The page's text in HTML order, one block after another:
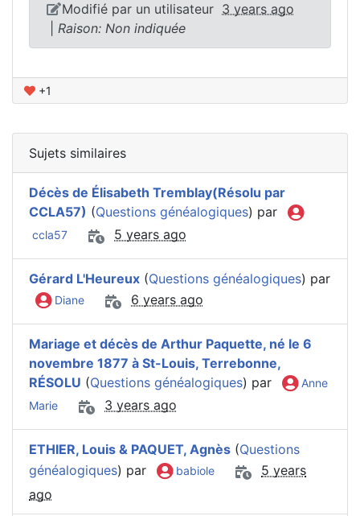
Modifié par un utilisateur 3 years ago
Raison: Non indiquée
+1
Sujets similaires
Décès de Élisabeth Tremblay(Résolu par
CCLA57) (Questions généalogiques) par
ccla57 5 years ago
Gérard L'Heureux (Questions généalogiques) par
Diane 6 years ago
Mariage et décès de Arthur Paquette, né le 6
novembre 1877 à St-Louis, Terrebonne,
RÉSOLU (Questions généalogiques) par
Anne
Marie
3 years ago
ETHIER, Louis & PAQUET, Agnès (Questions
généalogiques) par babiole
5 years
ago